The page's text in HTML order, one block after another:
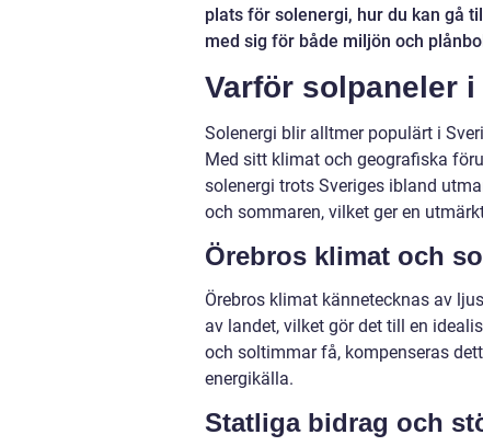
plats för solenergi, hur du kan gå
med sig för både miljön och
Varför solpaneler i
Solenergi blir alltmer populärt i
Med sitt klimat och geografiska
solenergi trots Sveriges ibland
och sommaren, vilket ger en
Örebros klimat och
Örebros klimat kännetecknas av
av landet, vilket gör det till en
och soltimmar få, kompenseras
energikälla.
Statliga bidrag och